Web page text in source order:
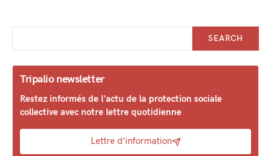
SEARCH
Tripalio newsletter
Restez informés de l'actu de la protection sociale
collective avec notre lettre quotidienne
Lettre d'information